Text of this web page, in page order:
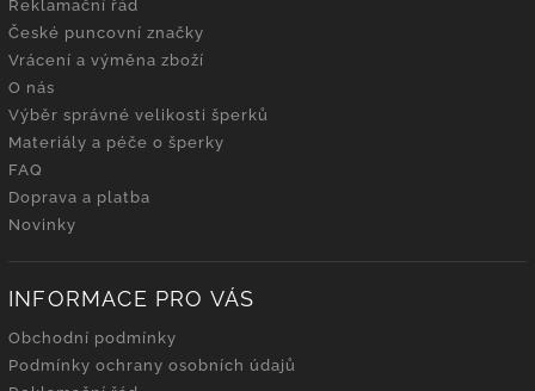
Reklamační řád
České puncovní značky
Vrácení a výměna zboží
O nás
Výběr správné velikosti šperků
Materiály a péče o šperky
FAQ
Doprava a platba
Novinky
INFORMACE PRO VÁS
Obchodní podmínky
Podmínky ochrany osobních údajů